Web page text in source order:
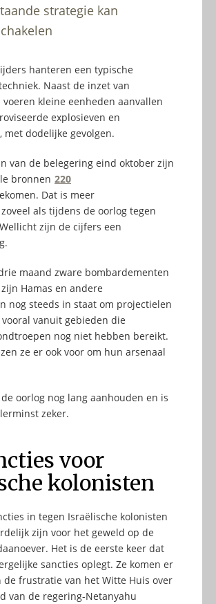
strategie kan
hanteren een typische
Naast de inzet van
kleine eenheden aanvallen
explosieven en
met dodelijke gevolgen.
van de belegering eind oktober zijn
bronnen 220
Dat is meer
zoveel als tijdens de oorlog tegen
zijn de cijfers een
maand zware bombardementen
Hamas en andere
nog steeds in staat om projectielen
vanuit gebieden die
nog niet hebben bereikt.
ze er ook voor om hun arsenaal
oorlog nog lang aanhouden en is
zeker.
voor
kolonisten
in tegen Israëlische kolonisten
zijn voor het geweld op de
Het is de eerste keer dat
sancties oplegt. Ze komen er
de frustratie van het Witte Huis over
van de regering-Netanyahu